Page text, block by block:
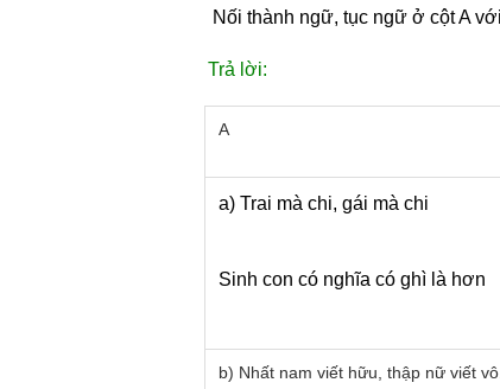
Nối thành ngữ, tục ngữ ở cột A
Trả lời:
A
a) Trai mà chi, gái mà chi
Sinh con có nghĩa có ghì là hơn
b) Nhất nam viết hữu, thập nữ viết vô.